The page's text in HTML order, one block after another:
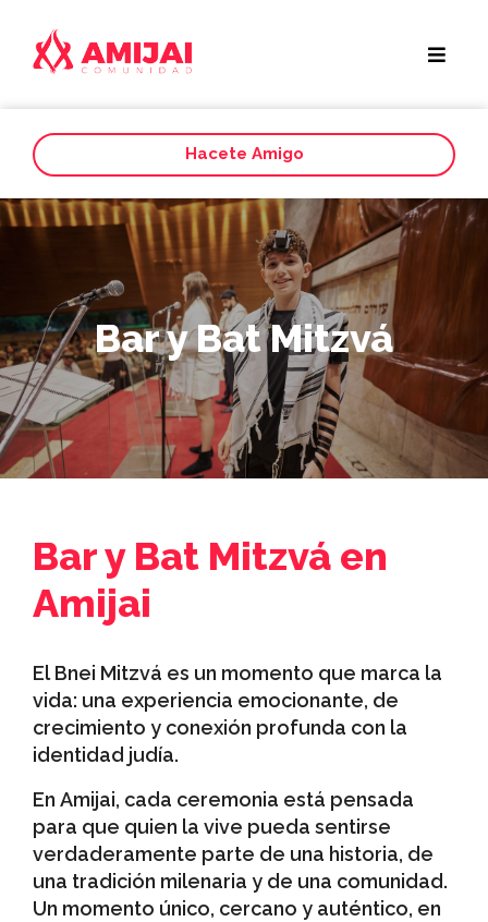
Hacete Amigo
Bar y Bat Mitzvá
Bar y Bat Mitzvá en
Amijai
El Bnei Mitzvá es un momento que marca la
vida: una experiencia emocionante, de
crecimiento y conexión profunda con la
identidad judía.
En Amijai, cada ceremonia está pensada
para que quien la vive pueda sentirse
verdaderamente parte de una historia, de
una tradición milenaria y de una comunidad.
Un momento único, cercano y auténtico, en